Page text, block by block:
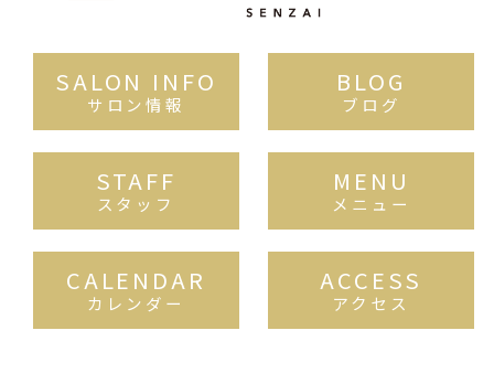
SALON INFO
サロン情報
BLOG
ブログ
STAFF
スタッフ
MENU
メニュー
CALENDAR
カレンダー
ACCESS
アクセス